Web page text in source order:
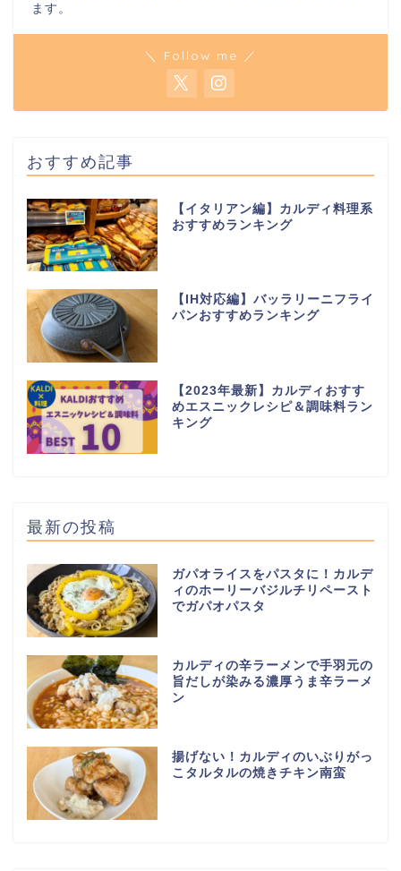
ます。
＼ Follow me ／
おすすめ記事
【イタリアン編】カルディ料理系
おすすめランキング
【IH対応編】バッラリーニフライ
パンおすすめランキング
【2023年最新】カルディおすす
めエスニックレシピ＆調味料ラン
キング
最新の投稿
ガパオライスをパスタに！カルデ
ィのホーリーバジルチリペースト
でガパオパスタ
カルディの辛ラーメンで手羽元の
旨だしが染みる濃厚うま辛ラーメ
ン
揚げない！カルディのいぶりがっ
こタルタルの焼きチキン南蛮